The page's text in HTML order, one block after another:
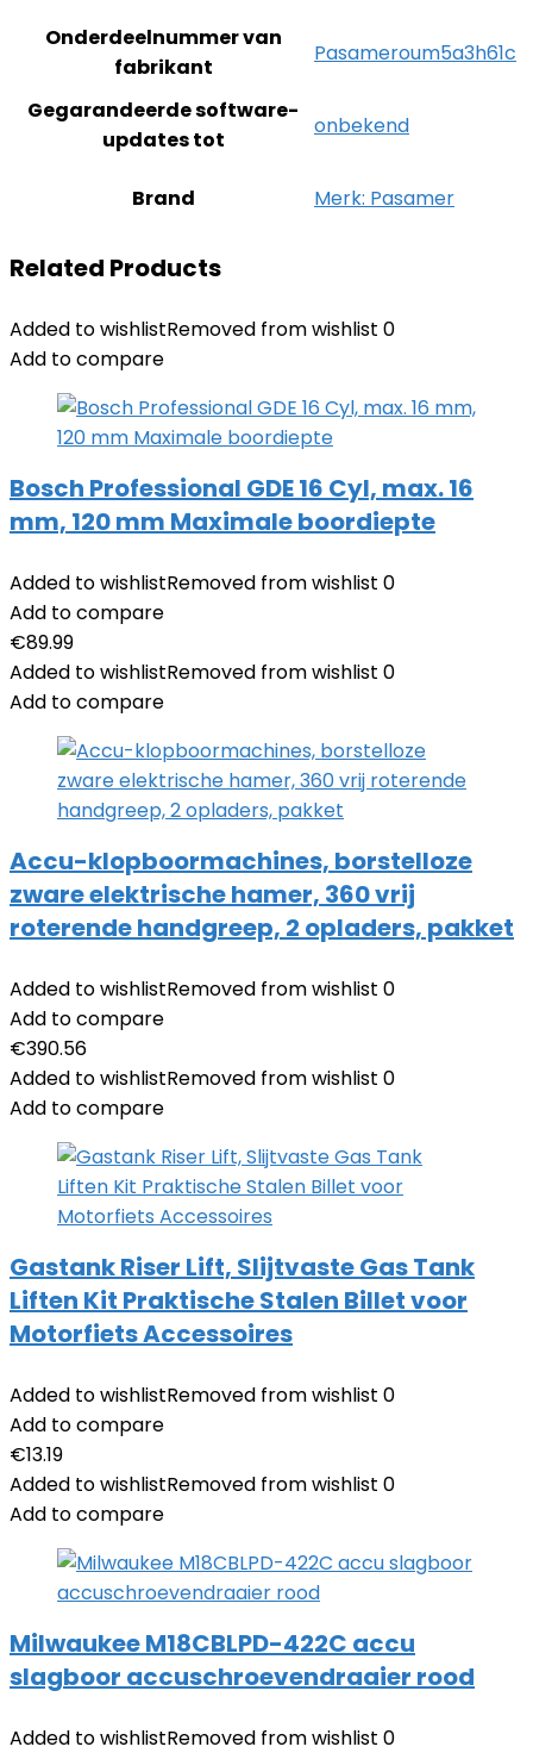
Onderdeelnummer van
fabrikant
‎Pasameroum5a3h61c
Gegarandeerde software-
updates tot
‎onbekend
Brand Merk: Pasamer
Related Products
Added to wishlistRemoved from wishlist 0
Add to compare
Bosch Professional GDE 16 Cyl, max. 16
mm, 120 mm Maximale boordiepte
Added to wishlistRemoved from wishlist 0
Add to compare
€89.99
Added to wishlistRemoved from wishlist 0
Add to compare
Accu-klopboormachines, borstelloze
zware elektrische hamer, 360 vrij
roterende handgreep, 2 opladers, pakket
Added to wishlistRemoved from wishlist 0
Add to compare
€390.56
Added to wishlistRemoved from wishlist 0
Add to compare
Gastank Riser Lift, Slijtvaste Gas Tank
Liften Kit Praktische Stalen Billet voor
Motorfiets Accessoires
Added to wishlistRemoved from wishlist 0
Add to compare
€13.19
Added to wishlistRemoved from wishlist 0
Add to compare
Milwaukee M18CBLPD-422C accu
slagboor accuschroevendraaier rood
Added to wishlistRemoved from wishlist 0